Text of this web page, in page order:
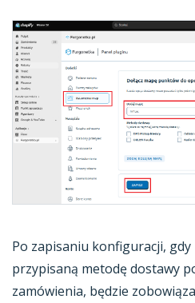
Po zapisaniu konfiguracji,
przypisaną metodę dostawy
zamówienia, będzie